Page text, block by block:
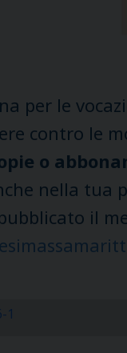
per le
contro le
o
nella tua
il
1